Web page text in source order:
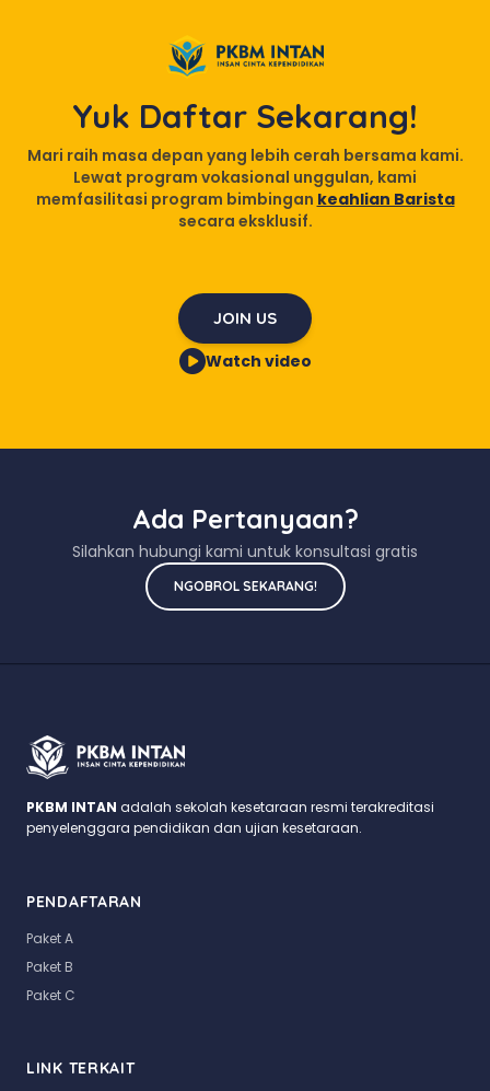
Yuk Daftar Sekarang!
Mari raih masa depan yang lebih cerah bersama kami.
Lewat program vokasional unggulan, kami
memfasilitasi program bimbingan keahlian Barista
secara eksklusif.
JOIN US
Watch video
Ada Pertanyaan?
Silahkan hubungi kami untuk konsultasi gratis
NGOBROL SEKARANG!
PKBM INTAN adalah sekolah kesetaraan resmi terakreditasi
penyelenggara pendidikan dan ujian kesetaraan.
PENDAFTARAN
Paket A
Paket B
Paket C
LINK TERKAIT